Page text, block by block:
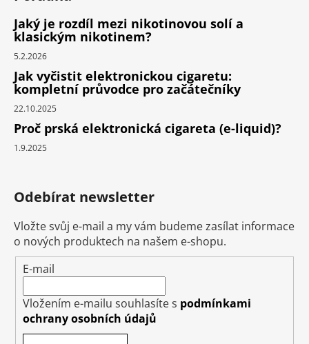
Jaký je rozdíl mezi nikotinovou solí a
klasickým nikotinem?
5.2.2026
Jak vyčistit elektronickou cigaretu:
kompletní průvodce pro začátečníky
22.10.2025
Proč prská elektronická cigareta (e-liquid)?
1.9.2025
Odebírat newsletter
Vložte svůj e-mail a my vám budeme zasílat informace
o nových produktech na našem e-shopu.
E-mail
Vložením e-mailu souhlasíte s podmínkami
ochrany osobních údajů